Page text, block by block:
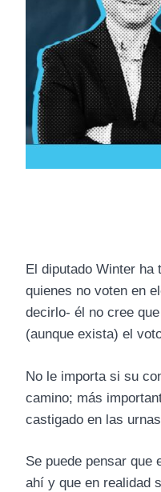
El diputado Winter ha
quienes no voten en
decirlo- él no cree
(aunque exista) el
No le importa si su
camino; más
castigado en las
Se puede pensar que
ahí y que en realidad